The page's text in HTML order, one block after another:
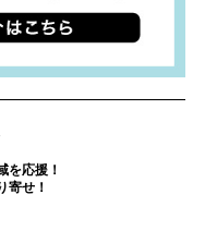
を応援！
寄せ！